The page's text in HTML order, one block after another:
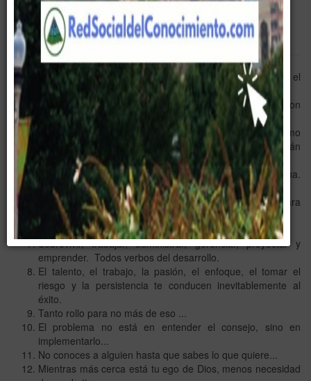
La diferencia entre un proyecto y una realidad es el
carácter.
Gerencia es el arte de tomar la decisión correcta, con
información imprecisa.
Un emprendedor es quién hace cosas que no sabe cómo
quedarán, ni de que estarán hechas, pero que funcionarán
y le traerán prosperidad
Hay un trabajo más difícil que encender la mecha.
Regresar a encenderla ...
Mas que ver para creer, un emprendedor debe creer para
ver ...
El problema fue pensar ... solo había que ejecutar ...
Sobrevivir, trabajar, administrar, gerenciar, proyectar y
emprender. Todos verbos del desarrollo.
El talento, el trabajo, la pasión, el enfoque, el tomar el
riesgo y la persistencia te conducen inevitablemente al
éxito.
Tanto rollo para no más de eso ...
El problema no está en entender el consejo, sino en
implementarlo...
No conoces a alguien hasta que sabes lo que quiere...
Mientras más cerca está tu ego de Dios, menos necesidad